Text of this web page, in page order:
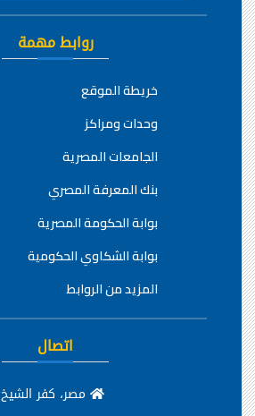
روابط مهمة
خريطة الموقع
وحدات ومراكز
الجامعات المصرية
بنك المعرفة المصري
بوابة الحكومة المصرية
بوابة الشكاوي الحكومية
المزيد من الروابط
اتصال
مصر، كفر الشيخ